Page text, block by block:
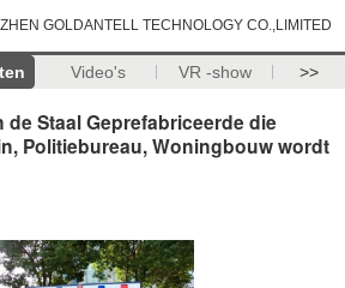
GOLDANTELL TECHNOLOGY CO.,LIMITED
Video's VR -show >>
Staal Geprefabriceerde die
Politiebureau, Woningbouw wordt